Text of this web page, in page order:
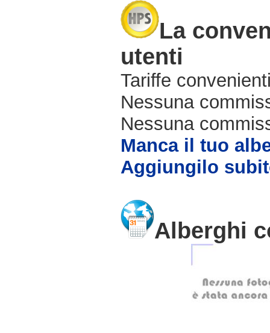
La
utenti
Tariffe
Nessuna
Nessuna
Manca il tuo
Aggiungilo
Alberghi